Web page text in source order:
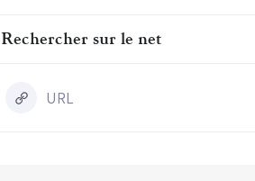
Rechercher sur le net
URL